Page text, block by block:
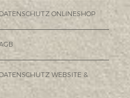
DATENSCHUTZ ONLINESHOP
DATENSCHUTZ WEBSITE &